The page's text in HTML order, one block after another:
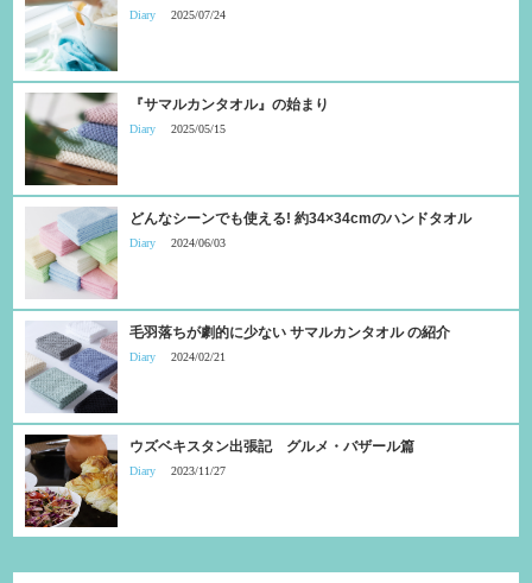
Diary 2025/07/24
『サマルカンタオル』の始まり
Diary 2025/05/15
どんなシーンでも使える! 約34×34cmのハンドタオル
Diary 2024/06/03
毛羽落ちが劇的に少ない サマルカンタオル の紹介
Diary 2024/02/21
ウズベキスタン出張記 グルメ・バザール篇
Diary 2023/11/27